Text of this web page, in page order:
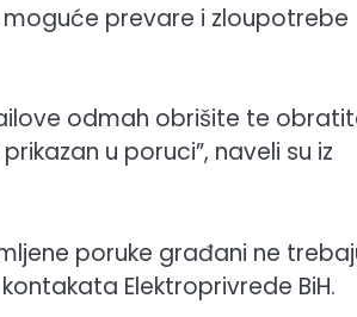
prevare i zloupotrebe
odmah obrišite te
u poruci”, naveli su iz
poruke građani ne
Elektroprivrede BiH.